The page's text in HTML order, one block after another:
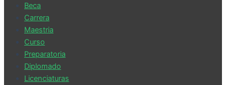
Beca
Carrera
Maestria
Curso
Preparatoria
Diplomado
Licenciaturas